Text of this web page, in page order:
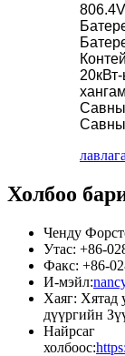
806.4V
Савны
Савны
Холбоо
Ченду
Утас: +86-
Факс: +86-
И-мэйл:
Хаяг: Хятад
дүүргийн
Найрсаг
холбоос: